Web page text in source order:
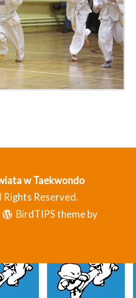
w Taekwondo
Reserved.
BirdTIPS theme by